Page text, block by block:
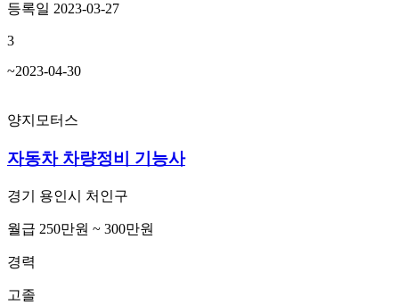
등록일 2023-03-27
3
~2023-04-30
양지모터스
자동차 차량정비 기능사
경기 용인시 처인구
월급 250만원 ~ 300만원
경력
고졸